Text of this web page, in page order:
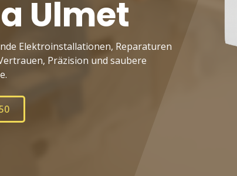
Ulmet
Elektroinstallationen, Reparaturen
Präzision und saubere